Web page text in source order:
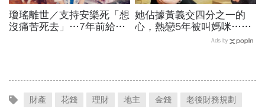
瓊瑤離世／支持安樂死「想
沒痛苦死去」…7年前給孩
她佔據黃義交四分之一的
心，熱戀5年被叫媽咪…60
歲何麗玲結束轟烈愛情不寂
Ads by
財產 花錢 理財 地主 金錢 老後財務規劃